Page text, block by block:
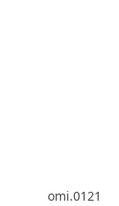
omi.0121